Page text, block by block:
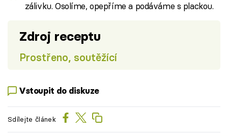
zálivku. Osolíme, opepříme a podáváme s plackou.
Zdroj receptu
Prostřeno, soutěžící
Vstoupit do diskuze
Sdílejte článek